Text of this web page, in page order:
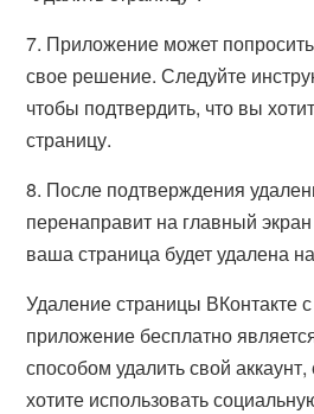
7. Приложение может
свое решение. Следуйте
чтобы подтвердить, что вы
страницу.
8. После подтверждения
перенаправит на главный
ваша страница будет удалена
Удаление страницы ВКонтакте
приложение бесплатно
способом удалить свой
хотите использовать